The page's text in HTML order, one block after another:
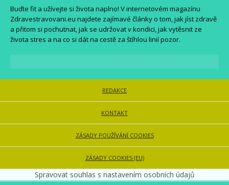
Buďte fit a užívejte si života naplno! V internetovém magazínu
Zdravestravovani.eu najdete zajímavé články o tom, jak jíst zdravě
a přitom si pochutnat, jak se udržovat v kondici, jak vytěsnit ze
života stres a na co si dát na cestě za štíhlou linií pozor.
REDAKCE
KONTAKT
ZÁSADY POUŽÍVÁNÍ COOKIES
ZÁSADY COOKIES (EU)
Spravovat souhlas s nastavením osobních údajů